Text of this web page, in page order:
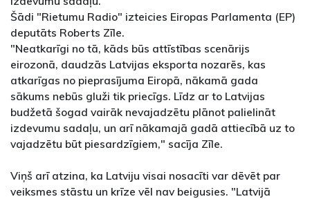
Šādi "Rietumu Radio" izteicies Eiropas Parlamenta (EP)
deputāts Roberts Zīle.
"Neatkarīgi no tā, kāds būs attīstības scenārijs
eirozonā, daudzās Latvijas eksporta nozarēs, kas
atkarīgas no pieprasījuma Eiropā, nākamā gada
sākums nebūs gluži tik priecīgs. Līdz ar to Latvijas
budžetā šogad vairāk nevajadzētu plānot palielināt
izdevumu sadaļu, un arī nākamajā gadā attiecībā uz to
vajadzētu būt piesardzīgiem," sacīja Zīle.
Viņš arī atzina, ka Latviju visai nosacīti var dēvēt par
veiksmes stāstu un krīze vēl nav beigusies. "Latvijā